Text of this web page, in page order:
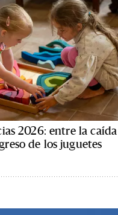
2026: entre la
de los juguetes